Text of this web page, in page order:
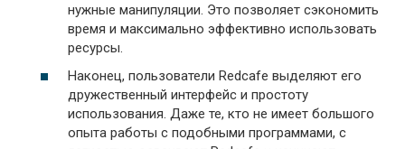
нужные манипуляции. Это позволяет сэкономить
время и максимально эффективно использовать
ресурсы.
Наконец, пользователи Redcafe выделяют его
дружественный интерфейс и простоту
использования. Даже те, кто не имеет большого
опыта работы с подобными программами, с